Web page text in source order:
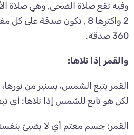
وفيه تقع صلاة الضحى, وهي صلاة
2 واكترها 8 , تكون صدقة
360 صدقة.
والقمر إذا تلاها:
القمر يتبع الشمس، يسنير من
لكن هو تابع للشمس إذا تلاها: أي
القمر: جسم معتم أي لا يضيئ